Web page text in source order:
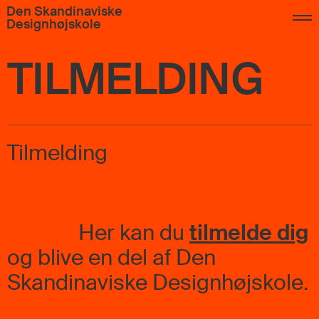
Den Skandinaviske
Designhøjskole
TILMELDING
Tilmelding
Her kan du tilmelde dig
og blive en del af Den
Skandinaviske Designhøjskole.